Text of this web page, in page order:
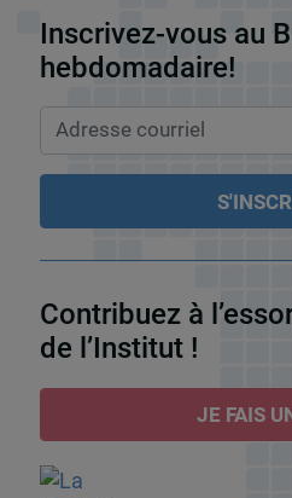
Inscrivez-vous au
hebdomadaire!
Contribuez à
de l’Institut !
JE FAIS